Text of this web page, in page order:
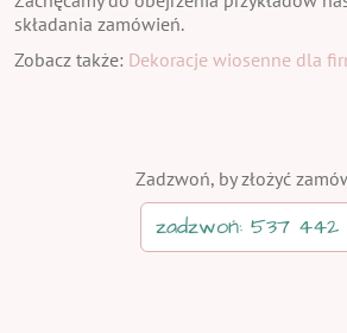
składania zamówień.
Zobacz także: Dekoracje wiosenne dla
Zadzwoń, by złożyć
zadzwoń: 537 442